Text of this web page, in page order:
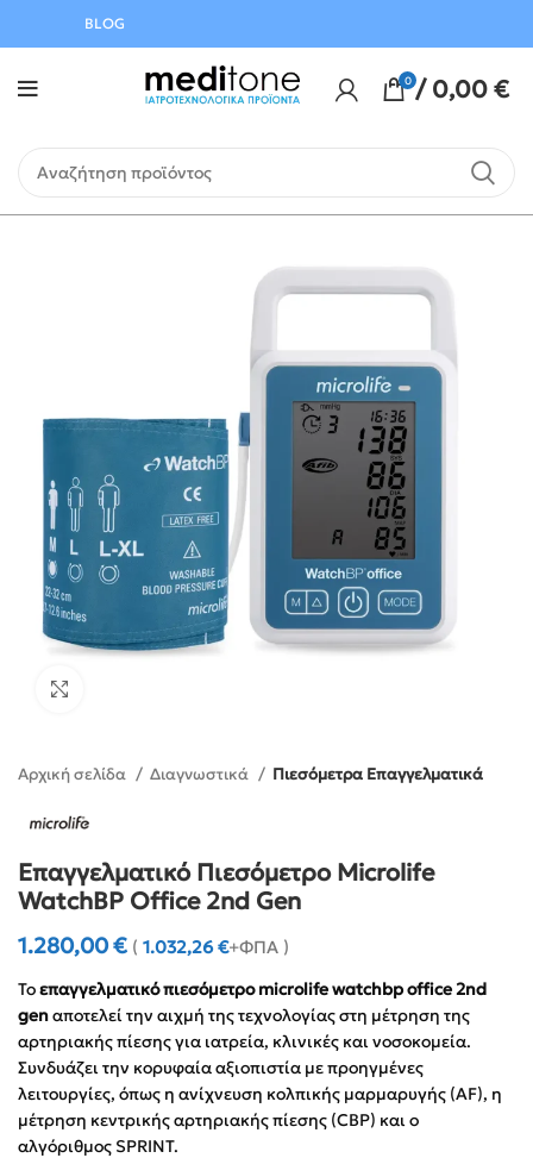
BLOG
0 / 0,00€
Αρχική σελίδα Διαγνωστικά Πιεσόμετρα Επαγγελματικά
Επαγγελματικό Πιεσόμετρο Microlife
WatchBP Office 2nd Gen
1.280,00€ ( 1.032,26€+ΦΠΑ )
Τοεπαγγελματικό πιεσόμετρο microlife watchbp office 2nd
genαποτελεί την αιχμή της τεχνολογίας στη μέτρηση της
αρτηριακής πίεσης για ιατρεία, κλινικές και νοσοκομεία.
Συνδυάζει την κορυφαία αξιοπιστία με προηγμένες
λειτουργίες, όπως η ανίχνευση κολπικής μαρμαρυγής (AF), η
μέτρηση κεντρικής αρτηριακής πίεσης (CBP) και ο
αλγόριθμος SPRINT.
Αυγούστου